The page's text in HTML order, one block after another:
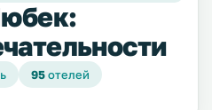
95отелей